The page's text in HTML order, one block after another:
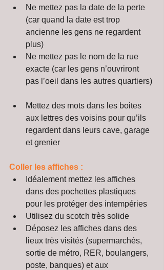
Ne mettez pas la date de la perte
(car quand la date est trop
ancienne les gens ne regardent
plus)
Ne mettez pas le nom de la rue
exacte (car les gens n’ouvriront
pas l’oeil dans les autres quartiers)
Mettez des mots dans les boites
aux lettres des voisins pour qu’ils
regardent dans leurs cave, garage
et grenier
Coller les affiches :
Idéalement mettez les affiches
dans des pochettes plastiques
pour les protéger des intempéries
Utilisez du scotch très solide
Déposez les affiches dans des
lieux très visités (supermarchés,
sortie de métro, RER, boulangers,
poste, banques) et aux